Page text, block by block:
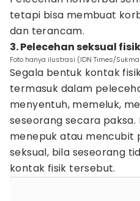
tetapi bisa membuat
dan terancam.
3. Pelecehan seksual fisik
Foto hanya ilustrasi (IDN Times/
Segala bentuk kontak
termasuk dalam
menyentuh, memeluk,
seseorang secara paksa.
menepuk atau mencubit
seksual, bila seseorang
kontak fisik tersebut.